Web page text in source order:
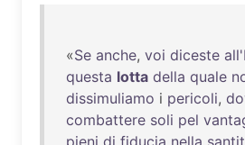
«Se anche, voi diceste
questa lotta della quale
dissimuliamo i pericoli,
combattere soli pel
pieni di fiducia nella santit